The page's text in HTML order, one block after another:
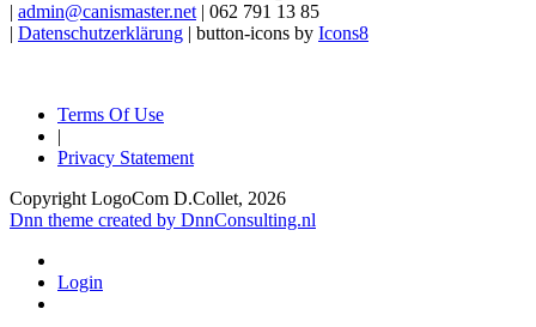
| admin@canismaster.net | 062 791 13 85
| Datenschutzerklärung | button-icons by Icons8
Terms Of Use
|
Privacy Statement
Copyright LogoCom D.Collet, 2026
Dnn theme created by DnnConsulting.nl
Login